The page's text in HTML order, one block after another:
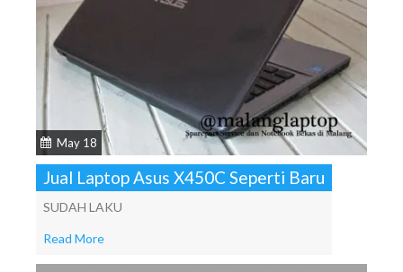
May 18
Jual Laptop Asus X450C Seperti Baru
SUDAH LAKU
Read More